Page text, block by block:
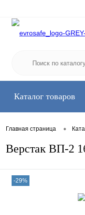
Каталог товаров
Главная страница •
Верстак ВП-2
-29%